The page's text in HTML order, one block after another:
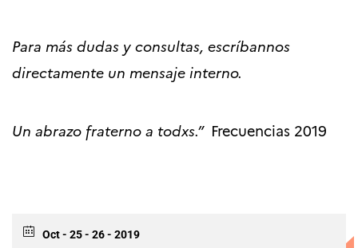
Para más dudas y consultas, escríbannos
directamente un mensaje interno.
Un abrazo fraterno a todxs.” Frecuencias 2019
Oct - 25 - 26 - 2019